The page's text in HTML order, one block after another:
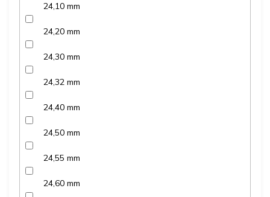
24,10 mm
24,20 mm
24,30 mm
24,32 mm
24,40 mm
24,50 mm
24,55 mm
24,60 mm